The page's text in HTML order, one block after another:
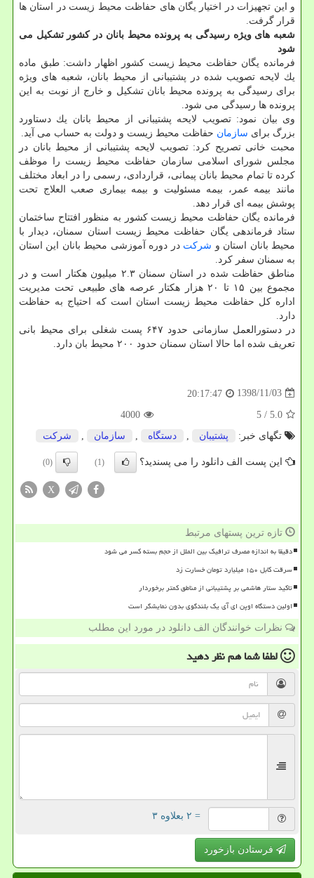
و این تجهیزات در اختیار یگان های حفاظت محیط زیست در استان ها
قرار گرفت.
شعبه های ویژه رسیدگی به پرونده محیط بانان در كشور تشكیل می
شود
فرمانده یگان حفاظت محیط زیست كشور اظهار داشت: طبق ماده
یك لایحه تصویب شده در پشتیبانی از محیط بانان، شعبه های ویژه
برای رسیدگی به پرونده محیط بانان تشكیل و خارج از نوبت به این
پرونده ها رسیدگی می شود.
وی بیان نمود: تصویب لایحه پشتیبانی از محیط بانان یك دستاورد
بزرگ برای سازمان حفاظت محیط زیست و دولت به حساب می آید.
محبت خانی تصریح كرد: تصویب لایحه پشتیبانی از محیط بانان در
مجلس شورای اسلامی سازمان حفاظت محیط زیست را موظف
كرده تا تمام محیط بانان پیمانی، قراردادی، رسمی را در ابعاد مختلف
مانند بیمه عمر، بیمه مسئولیت و بیمه بیماری صعب العلاج تحت
پوشش بیمه ای قرار دهد.
فرمانده یگان حفاظت محیط زیست كشور به منظور افتتاح ساختمان
ستاد فرماندهی یگان حفاظت محیط زیست استان سمنان، دیدار با
محیط بانان استان و شركت در دوره آموزشی محیط بانان این استان
به سمنان سفر كرد.
مناطق حفاظت شده در استان سمنان ۲.۳ میلیون هكتار است و در
مجموع بین ۱۵ تا ۲۰ هزار هكتار عرصه های طبیعی تحت مدیریت
اداره كل حفاظت محیط زیست استان است كه احتیاج به حفاظت
دارد.
در دستورالعمل سازمانی حدود ۶۴۷ پست شغلی برای محیط بانی
تعریف شده اما حالا استان سمنان حدود ۲۰۰ محیط بان دارد.
1398/11/03
20:17:47
5.0
/ 5
4000
تگهای خبر:
پشتیبان دستگاه سازمان شركت
این پست الف دانلود را می پسندید؟ (1)
(0)
X
تازه ترین پستهای مرتبط
دقیقا به اندازه مصرف ترافیک بین الملل از حجم بسته کسر می شود
سرقت کابل ۱۵۰ میلیارد تومان خسارت زد
تاکید ستار هاشمی بر پشتیبانی از مناطق کمتر برخوردار
اولین دستگاه اوپن ای آی یک بلندگوی بدون نمایشگر است
نظرات خوانندگان الف دانلود در مورد این مطلب
لطفا شما همنظر دهید
= ۲ بعلاوه ۳
فرستادن بازخورد